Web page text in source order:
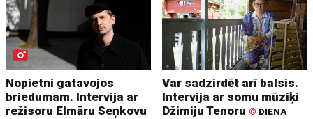
Nopietni gatavojos
briedumam. Intervija ar
režisoru Elmāru Seņkovu
Var sadzirdēt arī balsis.
Intervija ar somu mūziķi
Džimiju Tenoru © DIENA